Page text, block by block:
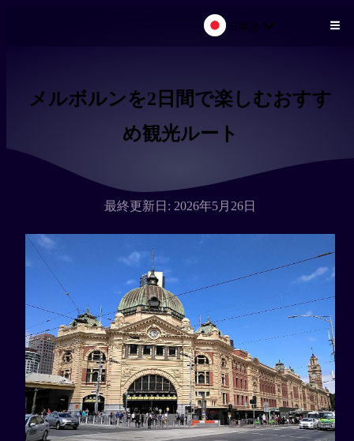
日本語
メルボルンを2日間で楽しむおすす
め観光ルート
最終更新日: 2026年5月26日